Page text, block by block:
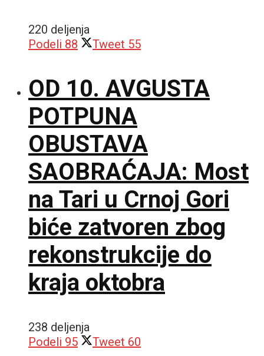
220 deljenja
Podeli 88 Tweet 55
OD 10. AVGUSTA
POTPUNA
OBUSTAVA
SAOBRAĆAJA: Most
na Tari u Crnoj Gori
biće zatvoren zbog
rekonstrukcije do
kraja oktobra
238 deljenja
Podeli 95 Tweet 60